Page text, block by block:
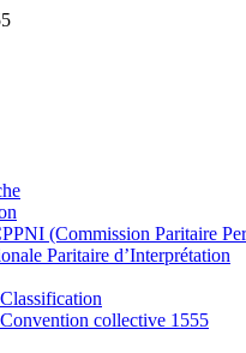
(Commission Paritaire
Paritaire d’Interprétation
collective 1555